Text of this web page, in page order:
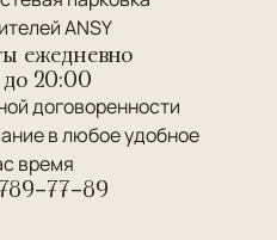
ANSY
ежедневно
до 20:00
договоренности
в любое удобное
время
77-89